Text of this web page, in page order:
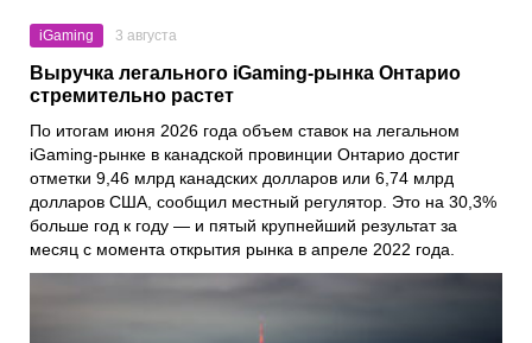
iGaming 3 августа
Выручка легального iGaming-рынка Онтарио
стремительно растет
По итогам июня 2026 года объем ставок на легальном
iGaming-рынке в канадской провинции Онтарио достиг
отметки 9,46 млрд канадских долларов или 6,74 млрд
долларов США, сообщил местный регулятор. Это на 30,3%
больше год к году — и пятый крупнейший результат за
месяц с момента открытия рынка в апреле 2022 года.